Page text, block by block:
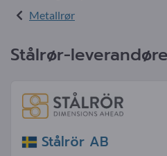
Metallrør
Stålrør-
Stålrör AB